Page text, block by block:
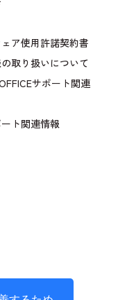
ア使用許諾契約書
取り扱いについて
サポート関連
ト関連情報